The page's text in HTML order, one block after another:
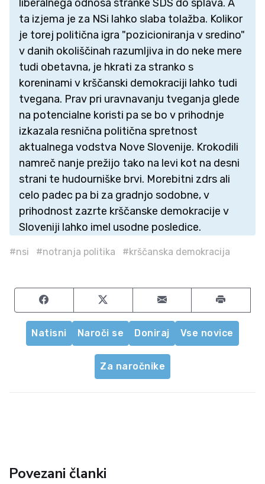
liberalnega odnosa stranke SDS do splava. A
ta izjema je za NSi lahko slaba tolažba. Kolikor
je torej politična igra "pozicioniranja v sredino"
v danih okoliščinah razumljiva in do neke mere
tudi obetavna, je hkrati za stranko s
koreninami v krščanski demokraciji lahko tudi
tvegana. Prav pri uravnavanju tveganja glede
na potencialne koristi pa se bo v prihodnje
izkazala resnična politična spretnost
aktualnega vodstva Nove Slovenije. Krokodili
namreč nanje prežijo tako na levi kot na desni
strani te hudourniške brvi. Morebitni zdrs ali
celo padec pa bi za gradnjo sodobne, v
prihodnost zazrte krščanske demokracije v
Sloveniji lahko imel usodne posledice.
#nsi #notranja politika #krščanska demokracija
Share on FacebookShare on TwitterShare by email
Natisni Naroči se Doniraj Vse novice
Za naročnike
Povezani članki